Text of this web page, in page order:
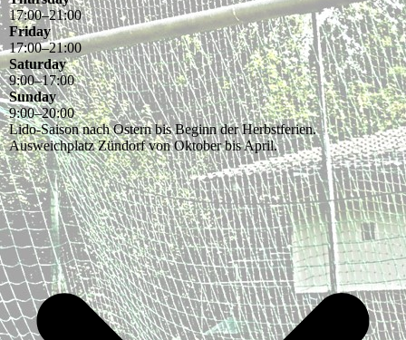
17:00–21:00
Friday
17:00–21:00
Saturday
9:00–17:00
Sunday
9:00–20:00
Lido-Saison nach Ostern bis Beginn der Herbstferien.
Ausweichplatz Zündorf von Oktober bis April.